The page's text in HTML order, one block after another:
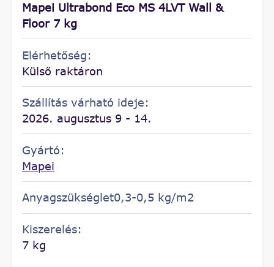
Mapei Ultrabond Eco MS 4LVT Wall &
Floor 7 kg
Elérhetőség:
Külső raktáron
Szállítás várható ideje:
2026. augusztus 9 - 14.
Gyártó:
Mapei
Anyagszükséglet0,3-0,5 kg/m2
Kiszerelés:
7 kg